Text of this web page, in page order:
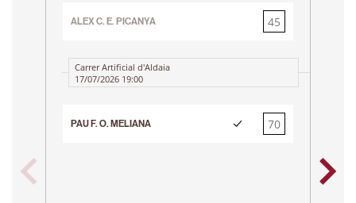
ALEX C. E. PICANYA
45
70
PAU F. O. MELIANA
70
45
Carrer Artificial d'Aldaia
17/07/2026 19:00